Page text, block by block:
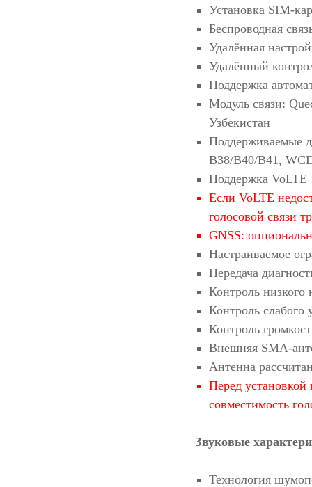
Установка SIM-
Беспроводная
Удалённая
Удалённый
Поддержка
Модуль связи:
Узбекистан
Поддерживаемые
B38/B40/B41,
Поддержка VoLTE
Если VoLTE
голосовой связи
GNSS:
Настраиваемое
Передача
Контроль низкого
Контроль слабого
Контроль
Внешняя SMA-
Антенна
Перед установкой
совместимость
Звуковые
Технология